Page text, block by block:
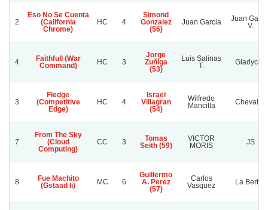
2
Eso No Se Cuenta
(California
Chrome)
HC 4
Simond
Gonzalez
(56)
Juan Garcia
Juan
V.
4
Faithfull (War
Command)
HC 3
Jorge
Zuñiga
(53)
Luis Salinas
T.
Gladycita
3
Fledge
(Competitive
Edge)
HC 4
Israel
Villagran
(54)
Wilfredo
Mancilla
Chevalex
7
From The Sky
(Cloud
Computing)
CC 3
Tomas
Seith (59)
VICTOR
MORIS
JS
8
Fue Machito
(Gstaad Ii)
MC 6
Guillermo
A. Perez
(57)
Carlos
Vasquez
La Bertita